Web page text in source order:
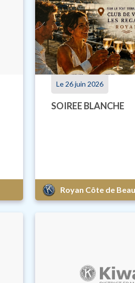
Le 26 juin 2026
SOIREE BLANCHE
Royan Côte de